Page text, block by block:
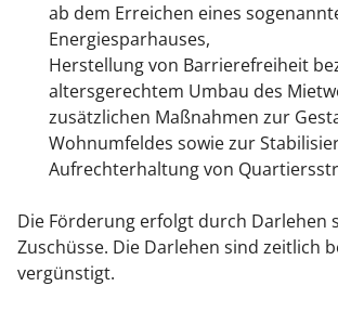
ab dem Erreichen eines
Energiesparhauses,
Herstellung von Barrierefreiheit
altersgerechtem Umbau des
zusätzlichen Maßnahmen zur
Wohnumfeldes sowie zur
Aufrechterhaltung von
Die Förderung erfolgt durch Darlehen
Zuschüsse. Die Darlehen sind zeitlich
vergünstigt.